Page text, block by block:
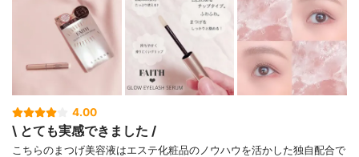
4.00
\ とても実感できました /
こちらのまつげ美容液はエステ化粧品のノウハウを活かした独自配合で